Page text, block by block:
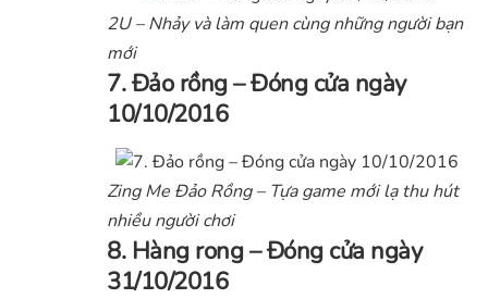
2U – Nhảy và làm quen cùng những người bạn
mới
7. Đảo rồng – Đóng cửa ngày
10/10/2016
Zing Me Đảo Rồng – Tựa game mới lạ thu hút
nhiều người chơi
8. Hàng rong – Đóng cửa ngày
31/10/2016